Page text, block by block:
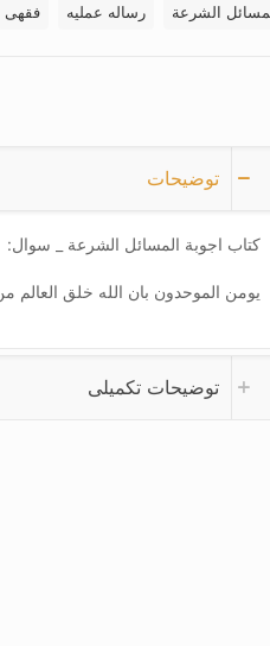
الشرعة رساله عملیه فقهی
توضیحات
کتاب اجوبة المسائل الشرعة _ سوال:
یومن الموحدون بان الله خلق العالم
توضیحات تکمیلی